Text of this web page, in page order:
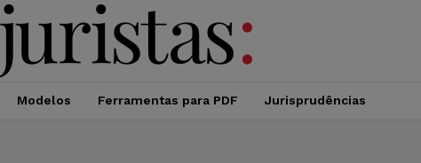
Modelos Ferramentas para PDF Jurisprudências